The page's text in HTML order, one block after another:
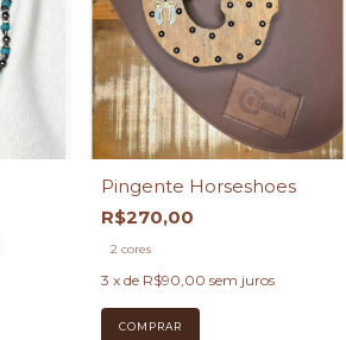
Pingente Horseshoes
R$270,00
2 cores
3 x de R$90,00 sem juros
COMPRAR